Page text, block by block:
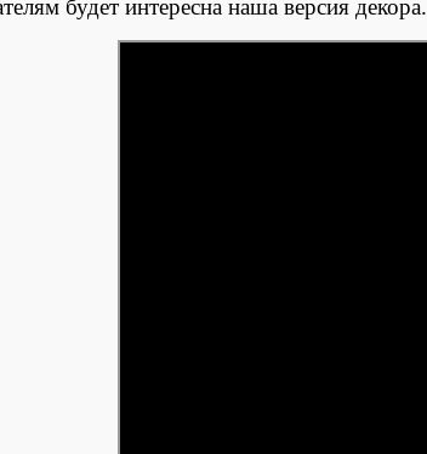
будет интересна наша версия декора.